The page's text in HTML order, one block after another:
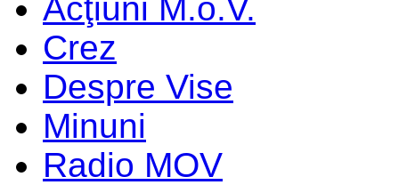
Acţiuni M.o.V.
Crez
Despre Vise
Minuni
Radio MOV